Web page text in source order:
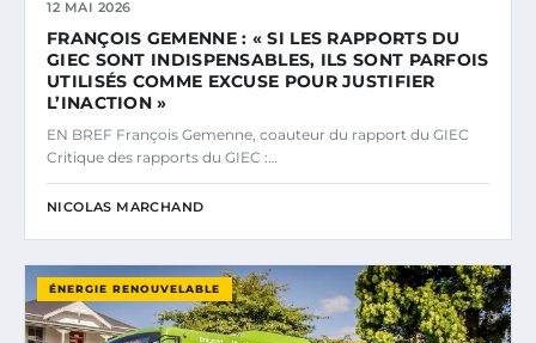
12 MAI 2026
FRANÇOIS GEMENNE : « SI LES RAPPORTS DU
GIEC SONT INDISPENSABLES, ILS SONT PARFOIS
UTILISÉS COMME EXCUSE POUR JUSTIFIER
L’INACTION »
EN BREF François Gemenne, coauteur du rapport du GIEC
Critique des rapports du GIEC :…
NICOLAS MARCHAND
ÉNERGIE RENOUVELABLE